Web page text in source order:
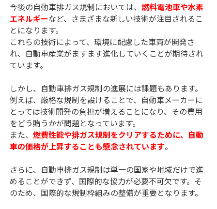
今後の自動車排ガス規制においては、 燃料電池車や水素
エネルギーなど、さまざまな新しい技術が注目されるこ
とになります。
これらの技術によって、環境に配慮した車両が開発さ
れ、自動車産業がますます進化していくことが期待され
ています。
しかし、自動車排ガス規制の進展には課題もあります。
例えば、厳格な規制を設けることで、自動車メーカーに
とっては技術開発の負担が増えることになり、その費用
をどう賄うかが問題となっています。
また、 燃費性能や排ガス規制をクリアするために、自動
車の価格が上昇することも懸念されています。
さらに、自動車排ガス規制は単一の国家や地域だけで進
めることができず、国際的な協力が必要不可欠です。そ
のため、国際的な規制枠組みの整備が重要となります。